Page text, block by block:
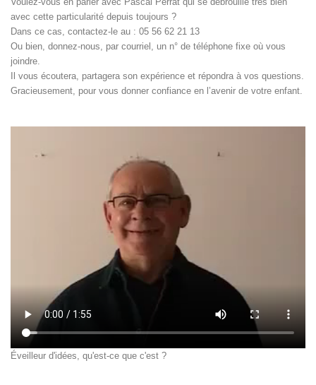
avec cette particularité depuis toujours ?
Dans ce cas, contactez-le au : 05 56 62 21 13
Ou bien, donnez-nous, par courriel, un n° de téléphone fixe où vous
joindre.
Il vous écoutera, partagera son expérience et répondra à vos questions.
Gracieusement, pour vous donner confiance en l’avenir de votre enfant.
Éveilleur d'idées, qu'est-ce que c'est ?